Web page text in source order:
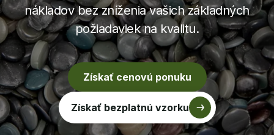
nákladov bez zníženia vašich základných
požiadaviek na kvalitu.
Získať cenovú ponuku
Získať bezplatnú vzorku